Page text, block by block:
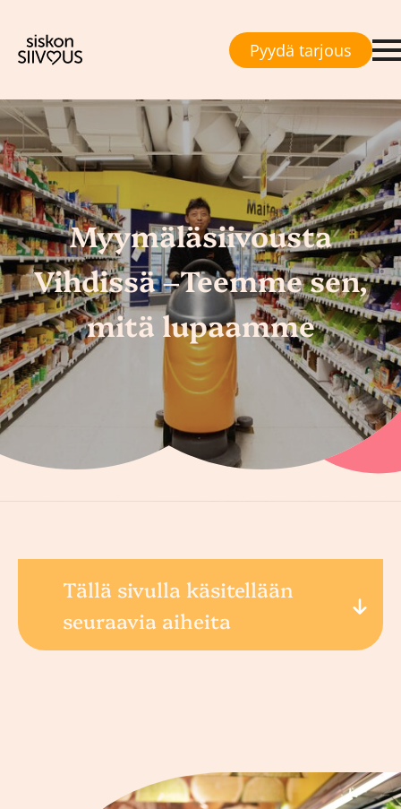
Pyydä tarjous
Myymäläsiivousta
Vihdissä –Teemme sen,
mitä lupaamme
Tällä sivulla käsitellään
seuraavia aiheita